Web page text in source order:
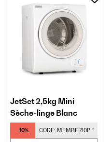
JetSet 2,5kg Mini
Sèche-linge Blanc
-10% CODE: MEMBER10P *